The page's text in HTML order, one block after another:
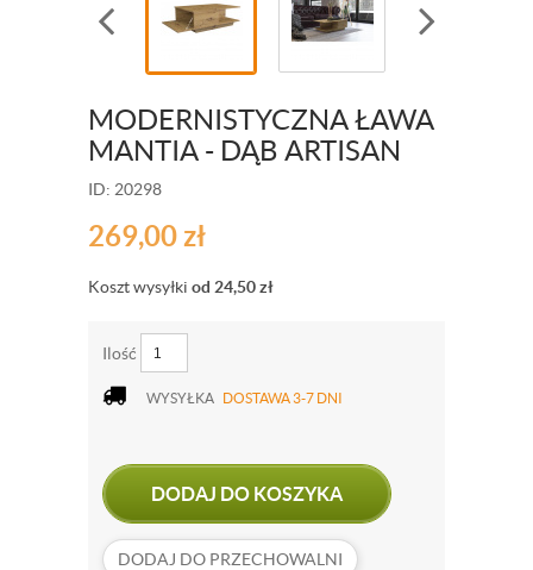
MODERNISTYCZNA ŁAWA
MANTIA - DĄB ARTISAN
ID: 20298
269,00zł
Koszt wysyłki od 24,50zł
Ilość
WYSYŁKA DOSTAWA 3-7 DNI
DODAJ DO KOSZYKA
DODAJ DO PRZECHOWALNI